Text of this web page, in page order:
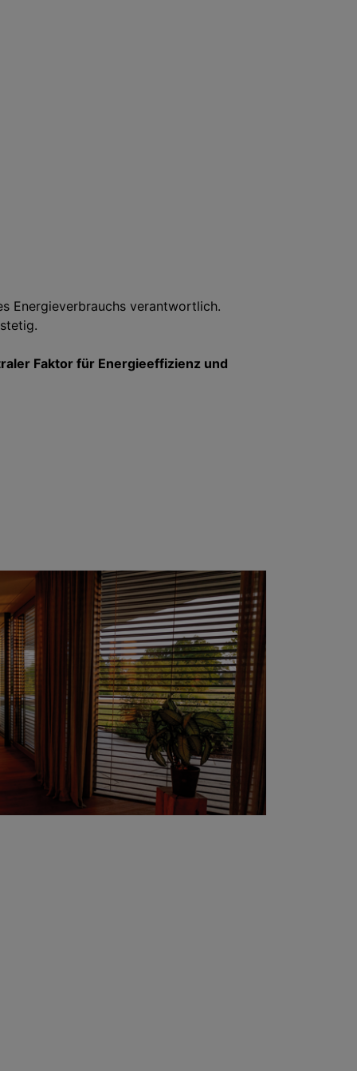
Energieverbrauchs verantwortlich.
Faktor für Energieeffizienz und